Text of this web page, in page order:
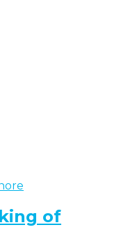
of